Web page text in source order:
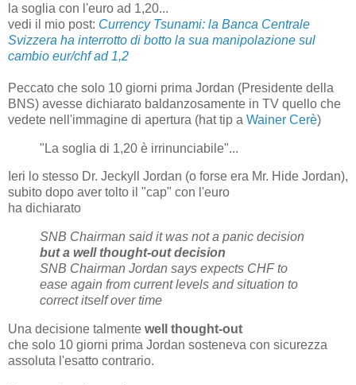
la soglia con l'euro ad 1,20...
vedi il mio post: Currency Tsunami: la Banca Centrale
Svizzera ha interrotto di botto la sua manipolazione sul
cambio eur/chf ad 1,2
Peccato che solo 10 giorni prima Jordan (Presidente della
BNS) avesse dichiarato baldanzosamente in TV quello che
vedete nell'immagine di apertura (hat tip a Wainer Cerè)
"La soglia di 1,20 è irrinunciabile"...
Ieri lo stesso Dr. Jeckyll Jordan (o forse era Mr. Hide Jordan),
subito dopo aver tolto il "cap" con l'euro
ha dichiarato
SNB Chairman said it was not a panic decision
but a well thought-out decision
SNB Chairman Jordan says expects CHF to
ease again from current levels and situation to
correct itself over time
Una decisione talmente well thought-out
che solo 10 giorni prima Jordan sosteneva con sicurezza
assoluta l'esatto contrario.